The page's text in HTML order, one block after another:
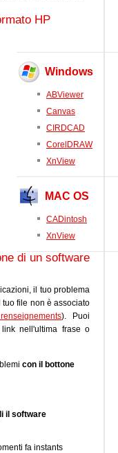
HP
Windows
ABViewer
Canvas
CIRDCAD
CorelDRAW
XnView
MAC OS
CADintosh
XnView
di un software
il tuo problema
file non è associato
). Puoi
nell'ultima frase o
con il bottone
il software
fa instants